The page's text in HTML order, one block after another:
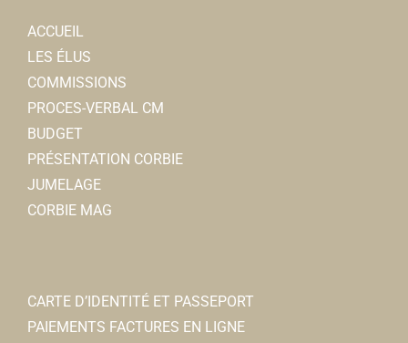
ACCUEIL
LES ÉLUS
COMMISSIONS
PROCES-VERBAL CM
BUDGET
PRÉSENTATION CORBIE
JUMELAGE
CORBIE MAG
CARTE D’IDENTITÉ ET PASSEPORT
PAIEMENTS FACTURES EN LIGNE